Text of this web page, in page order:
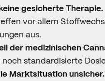
gesicherte Therapie.
vor allem
aus.
der medizinischen
standardisierte
Marktsituation unsicher.